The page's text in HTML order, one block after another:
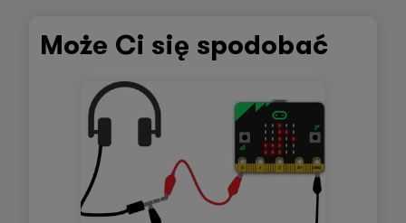
Może Ci się spodobać